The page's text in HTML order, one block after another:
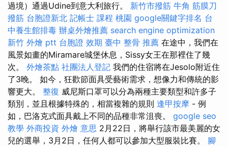
過境）通過Udine到意大利旅行。 新竹市撥筋 牛角 筋膜刀
撥筋 台胞證新北 記帳士 課程 桃園 google關鍵字排名 台
中養生館排毒 辦桌外燴推薦 search engine optimization
新竹 外燴 ptt 台胞證 效期 臺中 整骨 推薦 在途中，我們在
風景如畫的Miramare城堡休息，Sissy女王在那裡住了幾
次。 外燴茶點 社團法人登記 我們的住宿將在Jesolo附近住
了3晚。 如今，狂歡節面具受藝術需求，想像力和傳統的影
響更大。 整復 威尼斯口罩可以分為兩種主要類型和許多子
類別，並且根據特殊的，相當複雜的規則 逢甲按摩 - 例
如，巴洛克式面具戴上不同的品種非常沮喪。 google seo
教學 外商投資 外燴 意思 2月22日，將舉行該市最美麗的女
兒的選舉，3月2日，任何人都可以參加大型服裝比賽。 腳